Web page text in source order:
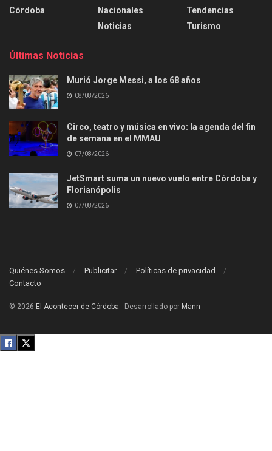
Córdoba
Nacionales
Noticias
Tendencias
Turismo
Últimas Noticias
Murió Jorge Messi, a los 68 años
08/08/2026
Circo, teatro y música en vivo: la agenda del fin
de semana en el MMAU
07/08/2026
JetSmart suma un nuevo vuelo entre Córdoba y
Florianópolis
07/08/2026
Quiénes Somos Publicitar
Políticas de privacidad
Contacto
© 2026 El Acontecer de Córdoba - Desarrollado por Mann